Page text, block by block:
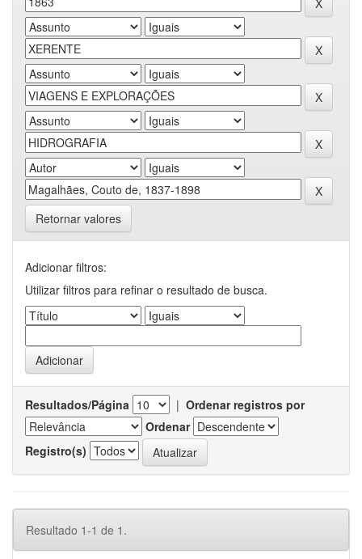
Retornar valores
Adicionar filtros:
Utilizar filtros para refinar o resultado de busca.
Resultados/Página | Ordenar registros por
Ordenar
Registro(s)
Resultado 1-1 de 1.